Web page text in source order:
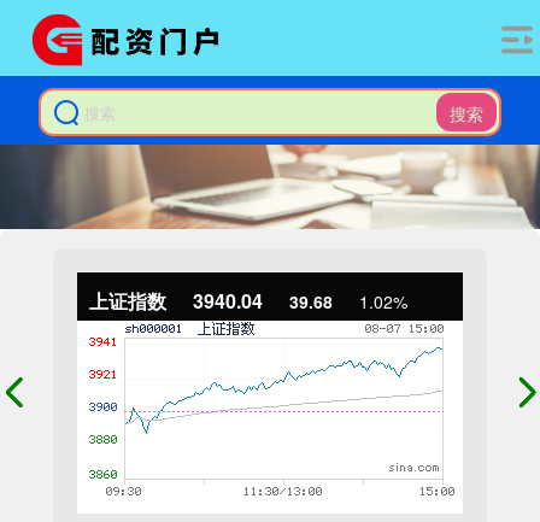
搜索
上证指数 3940.04 39.68 1.02%